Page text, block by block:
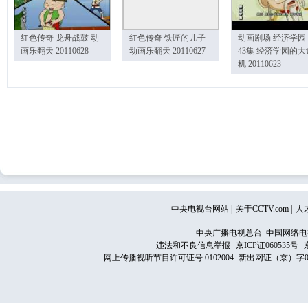
红色传奇 龙舟战鼓 动
画乐翻天 20110628
红色传奇 铁匠的儿子
动画乐翻天 20110627
动画剧场 经济学园
43集 经济学园的大
机 20110623
中央电视台网站 关于CCTV.com 人
中央广播电视总台 中国网络
违法和不良信息举报
京ICP证060535号
网上传播视听节目许可证号 0102004 新出网证（京）